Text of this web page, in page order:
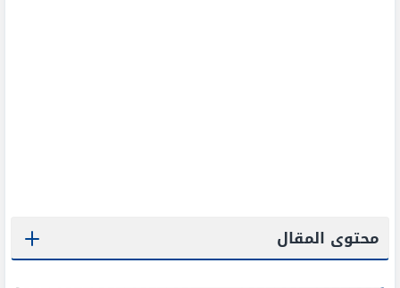
محتوى المقال